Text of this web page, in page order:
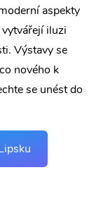
aspekty
iluzi
Výstavy se
nového k
se unést do